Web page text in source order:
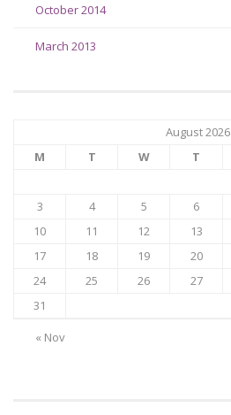
October 2014
March 2013
August 2026
M
T W T
3
4 5 6
10
11 12 13
17
18 19 20
24
25 26 27
31
« Nov